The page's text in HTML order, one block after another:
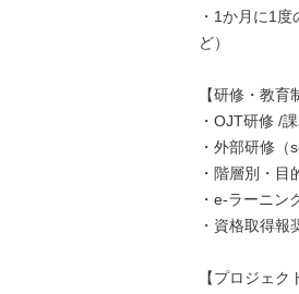
・1か月に1
ど）
【研修・教育
・OJT研修 /
・外部研修（
・階層別・目
・e-ラーニン
・資格取得報
【プロジェク